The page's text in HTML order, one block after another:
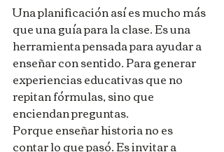
Una planificación así es mucho más
que una guía para la clase. Es una
herramienta pensada para ayudar a
enseñar con sentido. Para generar
experiencias educativas que no
repitan fórmulas, sino que
enciendan preguntas.
Porque enseñar historia no es
contar lo que pasó. Es invitar a